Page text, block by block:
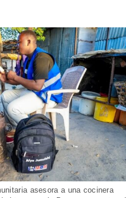
asesora a una cocinera